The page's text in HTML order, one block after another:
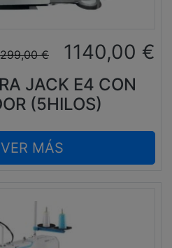
€ 1140,00 €
JACK E4 CON
(5HILOS)
VER MÁS